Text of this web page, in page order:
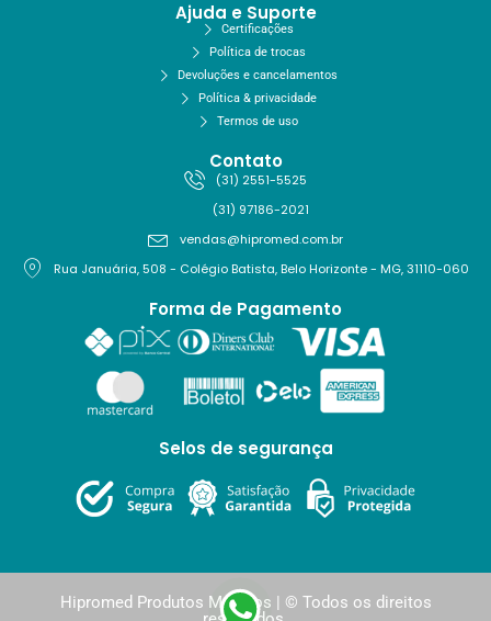
Ajuda e Suporte
Certificações
Política de trocas
Devoluções e cancelamentos
Política & privacidade
Termos de uso
Contato
(31) 2551-5525
(31) 97186-2021
vendas@hipromed.com.br
Rua Januária, 508 - Colégio Batista, Belo Horizonte - MG, 31110-060
Forma de Pagamento
Selos de segurança
Hipromed Produtos Médicos | © Todos os direitos